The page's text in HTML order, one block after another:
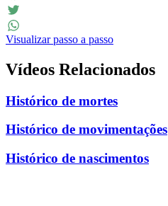
Facebook
Twitter
WhatsApp
Visualizar passo a passo
Vídeos Relacionados
Histórico de mortes
Histórico de movimentações
Histórico de nascimentos